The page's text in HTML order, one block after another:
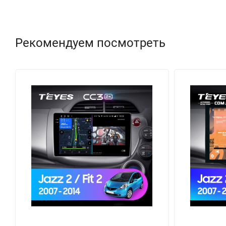
Рекомендуем посмотреть